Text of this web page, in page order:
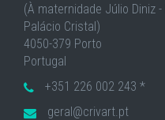
(À maternidade Júlio Diniz
Palácio Cristal)
4050-379 Porto
Portugal
+351 226 002 243 *
geral@crivart.pt